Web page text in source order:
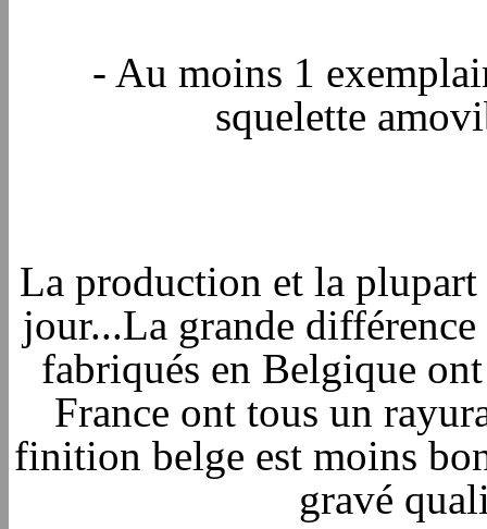
- Au moins 1
squelette
La production et la plupart
jour...La grande
fabriqués en Belgique
France ont tous un
finition belge est moins
gravé